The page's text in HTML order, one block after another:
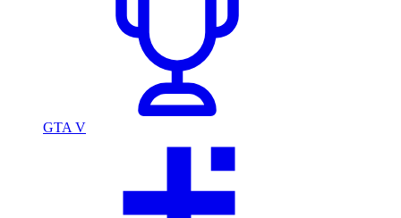
GTA V